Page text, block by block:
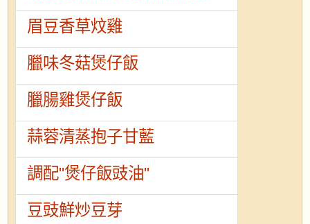
眉豆香草炆雞
臘味冬菇煲仔飯
臘腸雞煲仔飯
蒜蓉清蒸抱子甘藍
調配"煲仔飯豉油"
豆豉鮮炒豆芽